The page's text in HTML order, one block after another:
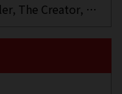
MUSIC | Little Black Dress, Tyler, The Creator, Essie Jain